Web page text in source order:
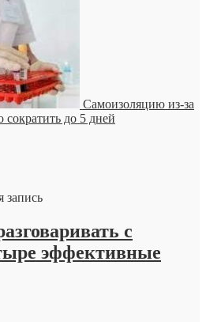
Самоизоляцию из-за
до 5 дней
запись
с
эффективные